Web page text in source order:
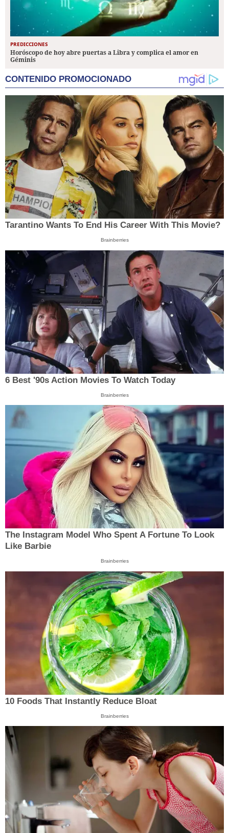
PREDICCIONES
Horóscopo de hoy abre puertas a Libra y complica el amor en
Géminis
CONTENIDO PROMOCIONADO
Tarantino Wants To End His Career With This Movie?
Brainberries
6 Best '90s Action Movies To Watch Today
Brainberries
The Instagram Model Who Spent A Fortune To Look
Like Barbie
Brainberries
10 Foods That Instantly Reduce Bloat
Brainberries